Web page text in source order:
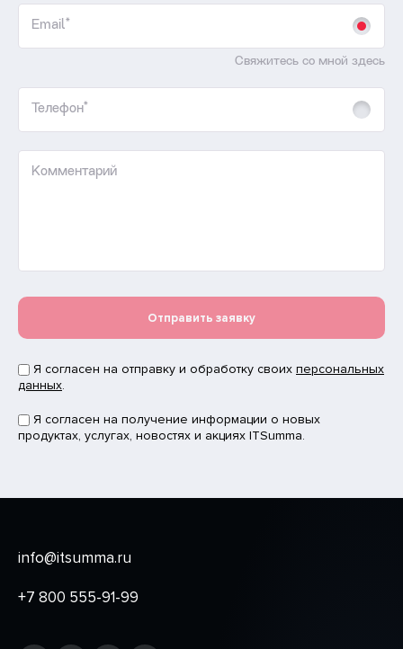
Email*
Свяжитесь со мной здесь
Телефон*
Комментарий
Отправить заявку
Я согласен на отправку и обработку своих персональных
данных.
Я согласен на получение информации о новых
продуктах, услугах, новостях и акциях ITSumma.
info@itsumma.ru
+7 800 555-91-99